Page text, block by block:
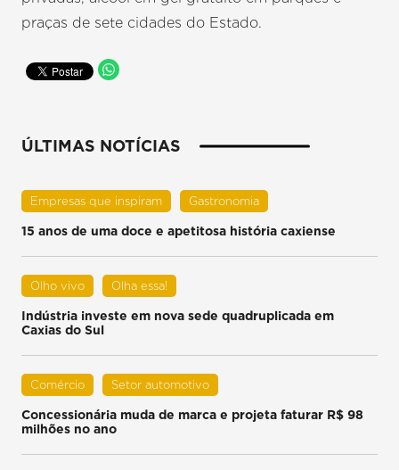
praças de sete cidades do Estado.
ÚLTIMAS NOTÍCIAS
Empresas que inspiram Gastronomia
15 anos de uma doce e apetitosa história caxiense
Olho vivo Olha essa!
Indústria investe em nova sede quadruplicada em
Caxias do Sul
Comércio Setor automotivo
Concessionária muda de marca e projeta faturar R$ 98
milhões no ano